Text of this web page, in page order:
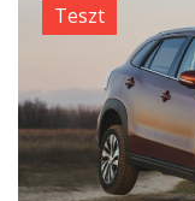
Teszt